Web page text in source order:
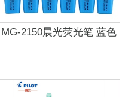
MG-2150晨光荧光笔 蓝色